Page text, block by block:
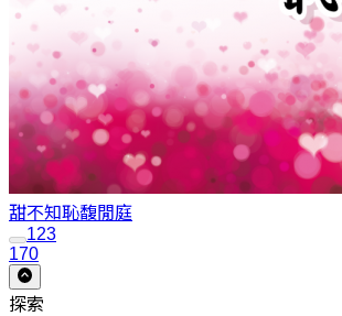
甜不知恥馥閒庭
123
170
探索